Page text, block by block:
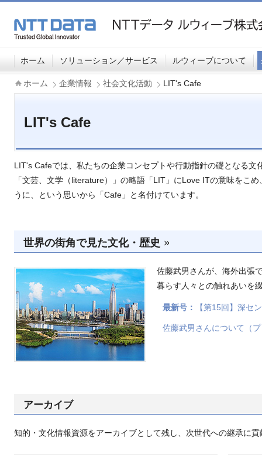
ホーム ソリューション／サービス ルウィーブについて
ホーム 企業情報 社会文化活動 LIT's Cafe
LIT's Cafe
LIT's Cafeでは、私たちの企業コンセプトや行動指針の礎となる文
「文芸、文学（literature）」の略語「LIT」にLove ITの意味をこ
うに、という思いから「Cafe」と名付けています。
世界の街角で見た文化・歴史
佐藤武男さんが、海外出張
暮らす人々との触れあいを
最新号： 【第15回】深セ
佐藤武男さんについて（
アーカイブ
知的・文化情報資源をアーカイブとして残し、次世代への継承に